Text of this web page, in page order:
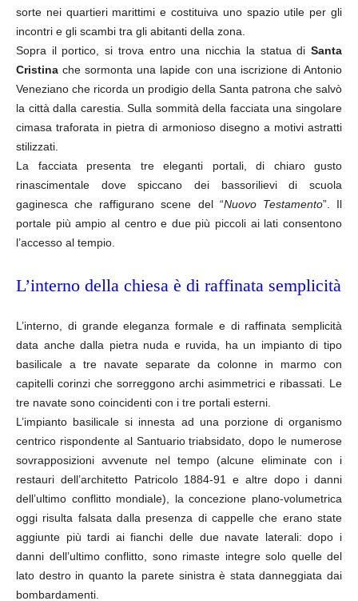
sorte nei quartieri marittimi e costituiva uno spazio utile per gli
incontri e gli scambi tra gli abitanti della zona.
Sopra il portico, si trova entro una nicchia la statua di Santa
Cristina che sormonta una lapide con una iscrizione di Antonio
Veneziano che ricorda un prodigio della Santa patrona che salvò
la città dalla carestia. Sulla sommità della facciata una singolare
cimasa traforata in pietra di armonioso disegno a motivi astratti
stilizzati.
La facciata presenta tre eleganti portali, di chiaro gusto
rinascimentale dove spiccano dei bassorilievi di scuola
gaginesca che raffigurano scene del “Nuovo Testamento”. Il
portale più ampio al centro e due più piccoli ai lati consentono
l’accesso al tempio.
L’interno della chiesa è di raffinata semplicità
L’interno, di grande eleganza formale e di raffinata semplicità
data anche dalla pietra nuda e ruvida, ha un impianto di tipo
basilicale a tre navate separate da colonne in marmo con
capitelli corinzi che sorreggono archi asimmetrici e ribassati. Le
tre navate sono coincidenti con i tre portali esterni.
L’impianto basilicale si innesta ad una porzione di organismo
centrico rispondente al Santuario triabsidato, dopo le numerose
sovrapposizioni avvenute nel tempo (alcune eliminate con i
restauri dell’architetto Patricolo 1884-91 e altre dopo i danni
dell’ultimo conflitto mondiale), la concezione plano-volumetrica
oggi risulta falsata dalla presenza di cappelle che erano state
aggiunte più tardi ai fianchi delle due navate laterali: dopo i
danni dell’ultimo conflitto, sono rimaste integre solo quelle del
lato destro in quanto la parete sinistra è stata danneggiata dai
bombardamenti.